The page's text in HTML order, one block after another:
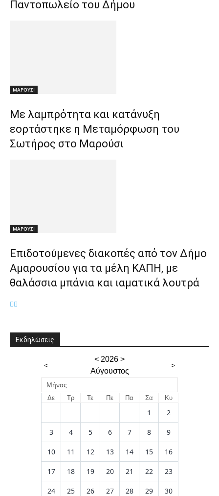
Παντοπωλείο του Δήμου
ΜΑΡΟΥΣΙ
Με λαμπρότητα και κατάνυξη
εορτάστηκε η Μεταμόρφωση του
Σωτήρος στο Μαρούσι
ΜΑΡΟΥΣΙ
Επιδοτούμενες διακοπές από τον Δήμο
Αμαρουσίου για τα μέλη ΚΑΠΗ, με
θαλάσσια μπάνια και ιαματικά λουτρά
Εκδηλώσεις
<
< 2026 >
Αύγουστος
>
Μήνας
Δε Τρ Τε Πε Πα Σα Κυ
1 2
3 4 5 6 7 8 9
10 11 12 13 14 15 16
17 18 19 20 21 22 23
24 25 26 27 28 29 30